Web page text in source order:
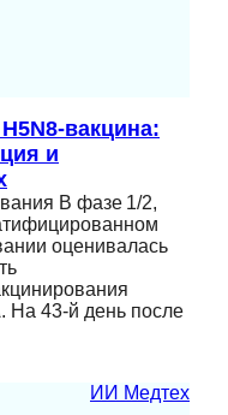
и
В фазе 1/2,
оценивалась
43‑й день после
ИИ Медтех